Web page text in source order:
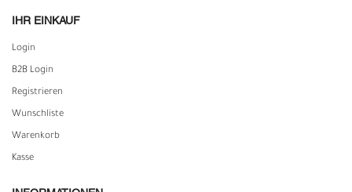
IHR EINKAUF
Login
B2B Login
Registrieren
Wunschliste
Warenkorb
Kasse